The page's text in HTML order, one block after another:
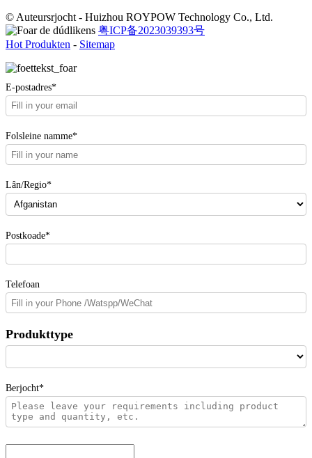
© Auteursrjocht - Huizhou ROYPOW Technology Co., Ltd.
粤ICP备2023039393号
Hot Produkten - Sitemap
E-postadres*
Folsleine namme*
Lân/Regio*
Postkoade*
Telefoan
Produkttype
Berjocht*